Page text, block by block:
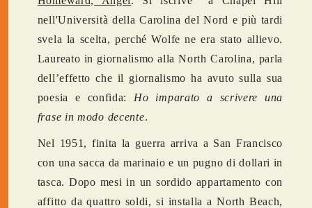
nell'Università della Carolina del Nord e più tardi
svela la scelta, perché Wolfe ne era stato allievo.
Laureato in giornalismo alla North Carolina, parla
dell’effetto che il giornalismo ha avuto sulla sua
poesia e confida: Ho imparato a scrivere una
frase in modo decente.
Nel 1951, finita la guerra arriva a San Francisco
con una sacca da marinaio e un pugno di dollari in
tasca. Dopo mesi in un sordido appartamento con
affitto da quattro soldi, si installa a North Beach,